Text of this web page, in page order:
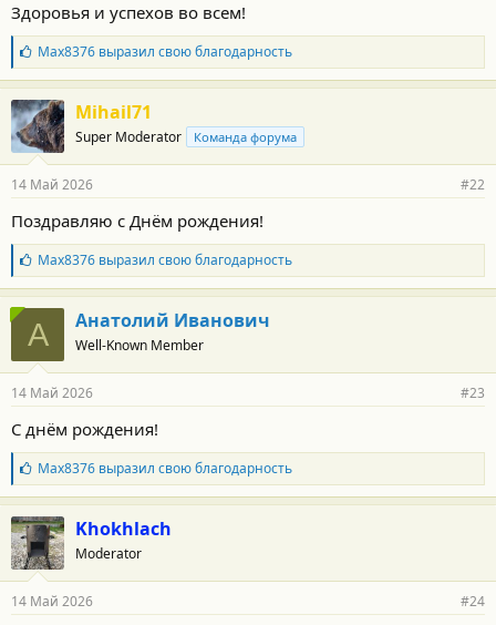
с
т
и
:
Здоровья и успехов во всем!
Б
л
а
г
о
д
а
н
с
т
и
:
Max8376выразил свою благодарность
Mihail71
Super Moderator Команда форума
14 Май 2026 #22
Поздравляю с Днём рождения!
Б
л
а
г
о
а
н
с
т
и
:
Max8376выразил свою благодарность
А Анатолий Иванович
Well-Known Member
14 Май 2026 #23
С днём рождения!
Б
л
а
г
о
д
а
н
Max8376выразил свою благодарность
Khokhlach
Moderator
14 Май 2026 #24